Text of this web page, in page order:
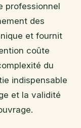
professionnel
des
et fournit
coûte
du
indispensable
et la validité